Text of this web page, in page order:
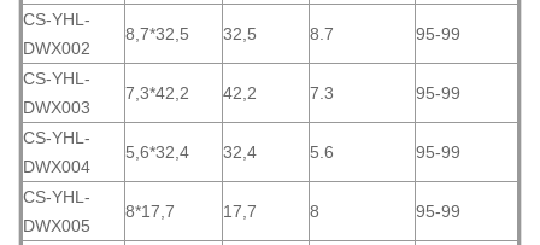
CS-YHL-
DWX002
8,7*32,5 32,5 8.7 95-99
CS-YHL-
DWX003
7,3*42,2 42,2 7.3 95-99
CS-YHL-
DWX004
5,6*32,4 32,4 5.6 95-99
CS-YHL-
DWX005
8*17,7 17,7 8 95-99